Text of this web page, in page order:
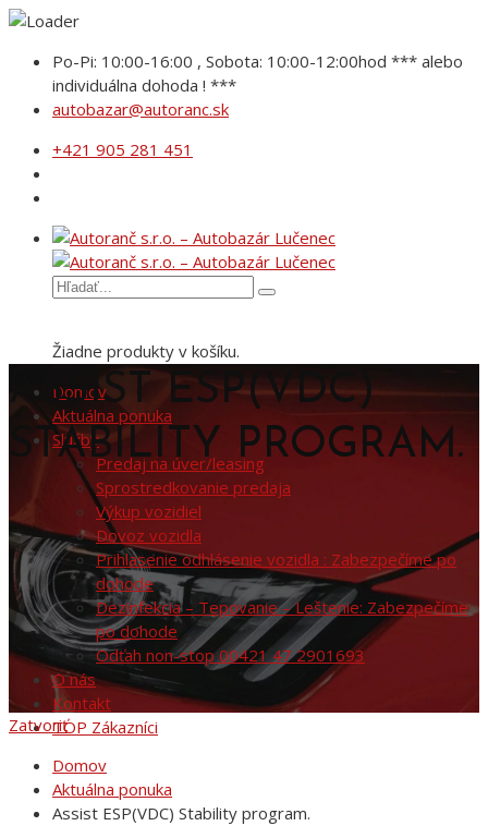
Po-Pi: 10:00-16:00 , Sobota: 10:00-12:00hod *** alebo
individuálna dohoda ! ***
autobazar@autoranc.sk
+421 905 281 451
Žiadne produkty v košíku.
Domov
Aktuálna ponuka
Služby
Predaj na úver/leasing
Sprostredkovanie predaja
Výkup vozidiel
Dovoz vozidla
Prihlasenie odhlásenie vozidla : Zabezpečíme po
dohode
Dezinfekcia – Tepovanie – Leštenie: Zabezpečíme
po dohode
Odťah non-stop 00421 47 2901693
O nás
Kontakt
TOP Zákazníci
ASSIST ESP(VDC)
STABILITY PROGRAM.
Zatvoriť
Domov
Aktuálna ponuka
Assist ESP(VDC) Stability program.